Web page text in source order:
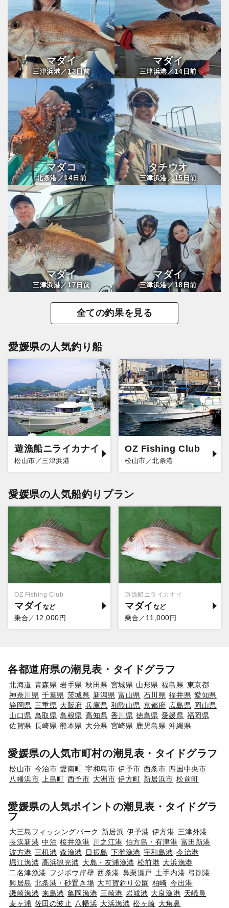
マダイ
三津浜港／13日前
マダイ
三津浜港／14 日前
マダコ
北条港／14日前
タチウオ
三津浜港／15日前
マダイ
三津浜港／17日前
マダイ
三津浜港／18日前
全ての釣果を見る
愛媛県の人気釣り船
遊漁船ニライカナイ
松山市／三津浜港
OZ Fishing Club
松山市／北条港
愛媛県の人気船釣りプラン
OZ Fishing Club
マダイ
乗合／ 12,000円
遊漁船ニライカナイ
マダイ
乗合／ 11,000円
各都道府県の潮見表・タイドグラフ
北海道 青森県 岩手県 秋田県 宮城県 山形県 福島県 東京都
神奈川県 千葉県 茨城県 新潟県 富山県 石川県 福井県 愛知県
静岡県 三重県 大阪府 兵庫県 和歌山県 京都府 広島県 岡山県
山口県 鳥取県 島根県 高知県 香川県 徳島県 愛媛県 福岡県
佐賀県 長崎県 熊本県 大分県 宮崎県 鹿児島県 沖縄県
愛媛県の人気市町村の潮見表・タイドグラフ
松山市 今治市 愛南町 宇和島市 伊予市 西条市 四国中央市
八幡浜市
上島町 西予市 大洲市 伊方町 新居浜市 松前町
愛媛県の人気ポイントの潮見表・タイドグラ
フ
大三島フィッシングパーク 新居浜 伊予港 伊方港 三津外港
長浜新港 中泊 桜井漁港 川之江港 伯方島・有津港 富田新港
波方港 三机港 森漁港 日振島 下灘漁港 宇和島港 今治港
堀江漁港 高浜観光港 大島・友浦漁港 松前港 大浜漁港
二名津漁港 フジボウ岸壁 西条港 鼻栗瀬戸 土手内港 弓削港
興居島 北条港・砂置き場 大可賀釣り公園 柏崎 今出港
磯崎漁港 来島港 亀岡漁港 三崎港 岩城港 大良漁港 天嶬鼻
麦ヶ浦 佐田の波止 八幡浜 大浜漁港 松ヶ崎 大角鼻